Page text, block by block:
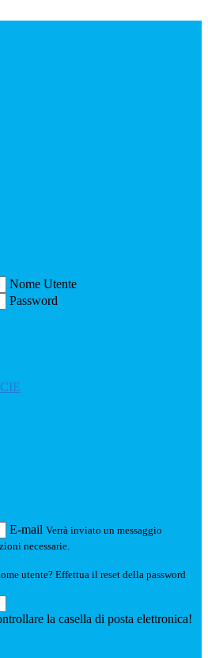
Nome Utente
Password
E-mail Verrà inviato un messaggio
necessarie.
utente? Effettua il reset della password
la casella di posta elettronica!